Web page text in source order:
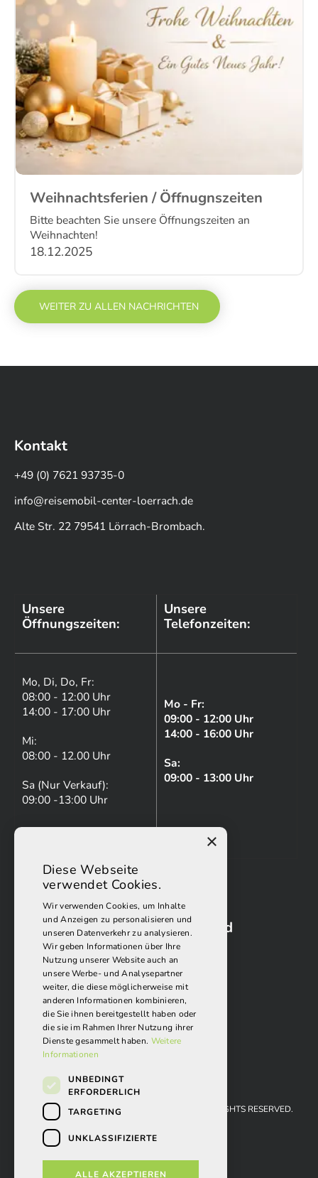
Weihnachtsferien / Öffnugnszeiten
Bitte beachten Sie unsere Öffnungszeiten an
Weihnachten!
18.12.2025
WEITER ZU ALLEN NACHRICHTEN
Kontakt
+49 (0) 7621 93735-0
info@reisemobil-center-loerrach.de
Alte Str. 22 79541 Lörrach-Brombach.
Unsere
Öffnungszeiten:
Unsere
Telefonzeiten:
Mo, Di, Do, Fr:
08:00 - 12:00 Uhr
14:00 - 17:00 Uhr
Mi:
08:00 - 12.00 Uhr
Sa (Nur Verkauf):
09:00 -13:00 Uhr
Mo - Fr:
09:00 - 12:00 Uhr
14:00 - 16:00 Uhr
Sa:
09:00 - 13:00 Uhr
Folgen Sie uns auf Facebook und
Instagram:
REISEMOBIL-CENTER LÖRRACH GMBH 2026. ALL RIGHTS RESERVED.
IMPRESSUM
×
Diese Webseite
verwendet Cookies.
Wir verwenden Cookies, um Inhalte
und Anzeigen zu personalisieren und
unseren Datenverkehr zu analysieren.
Wir geben Informationen über Ihre
Nutzung unserer Website auch an
unsere Werbe- und Analysepartner
weiter, die diese möglicherweise mit
anderen Informationen kombinieren,
die Sie ihnen bereitgestellt haben oder
die sie im Rahmen Ihrer Nutzung ihrer
Dienste gesammelt haben. Weitere
Informationen
UNBEDINGT
ERFORDERLICH
TARGETING
UNKLASSIFIZIERTE
ALLE AKZEPTIEREN